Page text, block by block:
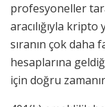
profesyoneller
aracılığıyla kripto
sıranın çok daha
hesaplarına
için doğru